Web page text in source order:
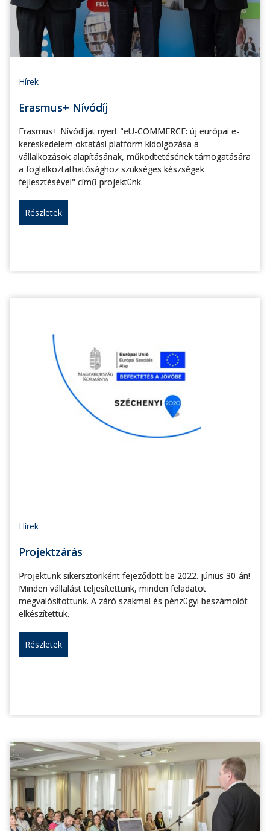
Hírek
Erasmus+ Nívódíj
Erasmus+ Nívódíjat nyert "eU-COMMERCE: új európai e-
kereskedelem oktatási platform kidolgozása a
vállalkozások alapításának, működtetésének támogatására
a foglalkoztathatósághoz szükséges készségek
fejlesztésével" című projektünk.
Részletek
Hírek
Projektzárás
Projektünk sikersztoriként fejeződött be 2022. június 30-án!
Minden vállalást teljesítettünk, minden feladatot
megvalósítottunk. A záró szakmai és pénzügyi beszámolót
elkészítettük.
Részletek